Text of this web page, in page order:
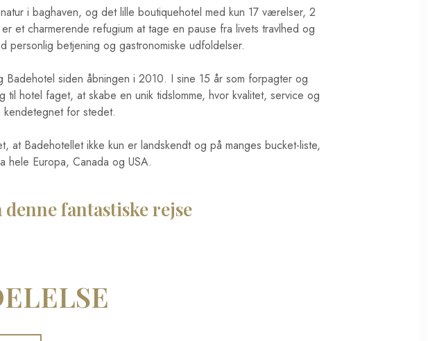
i baghaven, og det lille boutiquehotel med kun 17 værelser, 2
et charmerende refugium at tage en pause fra livets travlhed og
betjening og gastronomiske udfoldelser.
Badehotel siden åbningen i 2010. I sine 15 år som forpagter og
til hotel faget, at skabe en unik tidslomme, hvor kvalitet, service og
kendetegnet for stedet.
Badehotellet ikke kun er landskendt og på manges bucket-liste,
hele Europa, Canada og USA.
fantastiske rejse